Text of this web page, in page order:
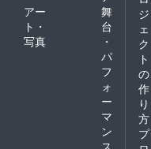
アー
ト・
写真
舞
台
・
パ
フ
ォ
ー
マ
ン
ジ
ェ
ク
ト
の
作
り
方
プ